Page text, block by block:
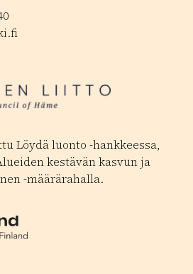
Löydä luonto -hankkeessa,
kestävän kasvun ja
-määrärahalla.